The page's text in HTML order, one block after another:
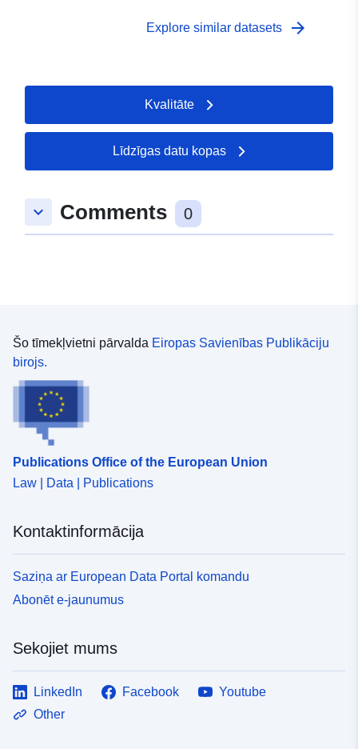
Explore similar datasets arrow_forward
Kvalitāte
Līdzīgas datu kopas
keyboard_arrow_down Comments 0
Šo tīmekļvietni pārvalda Eiropas Savienības Publikāciju
birojs.
Publications Office of the European Union
Law | Data | Publications
Kontaktinformācija
Saziņa ar European Data Portal komandu
Abonēt e-jaunumus
Sekojiet mums
LinkedIn Facebook
Youtube
Other